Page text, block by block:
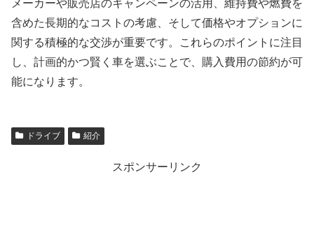
メーカーや販売店のキャンペーンの活用、維持費や燃費を
含めた長期的なコストの考慮、そして価格やオプションに
関する積極的な交渉が重要です。これらのポイントに注目
し、計画的かつ賢く車を選ぶことで、購入費用の節約が可
能になります。
ドライブ 紹介
スポンサーリンク